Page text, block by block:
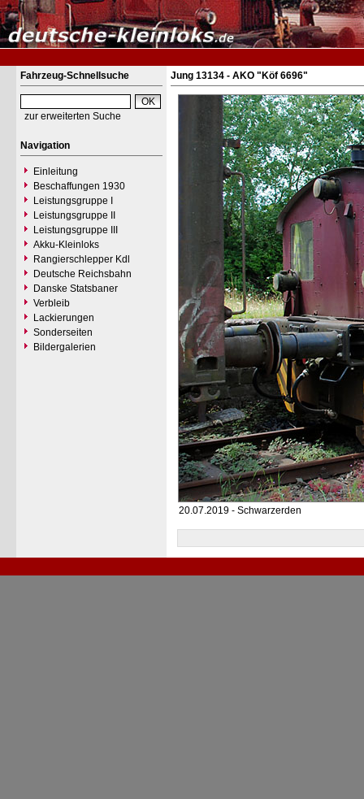
Fahrzeug-Schnellsuche
zur erweiterten Suche
Navigation
Einleitung
Beschaffungen 1930
Leistungsgruppe I
Leistungsgruppe II
Leistungsgruppe III
Akku-Kleinloks
Rangierschlepper Kdl
Deutsche Reichsbahn
Danske Statsbaner
Verbleib
Lackierungen
Sonderseiten
Bildergalerien
Jung 13134 - AKO "Köf 6696"
20.07.2019 - Schwarzerden